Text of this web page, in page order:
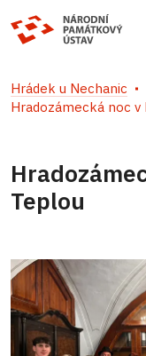
Hrádek u Nechanic
Hradozámecká noc v
Teplou